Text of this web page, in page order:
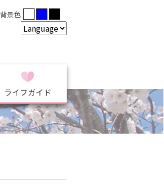
背景色
ライフガイド